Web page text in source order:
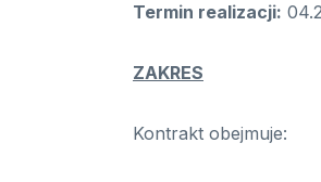
Termin realizacji:
ZAKRES
Kontrakt obejmuje: